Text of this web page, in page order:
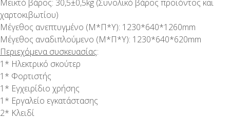
Μεικτό βάρος: 30,5±0,5kg (Συνολικό βάρος προϊόντος και
χαρτοκιβωτίου)
Μέγεθος ανεπτυγμένο (Μ*Π*Υ): 1230*640*1260mm
Μέγεθος αναδιπλούμενο (Μ*Π*Υ): 1230*640*620mm
Περιεχόμενα συσκευασίας:
1* Ηλεκτρικό σκούτερ
1* Φορτιστής
1* Εγχειρίδιο χρήσης
1* Εργαλείο εγκατάστασης
2* Κλειδί